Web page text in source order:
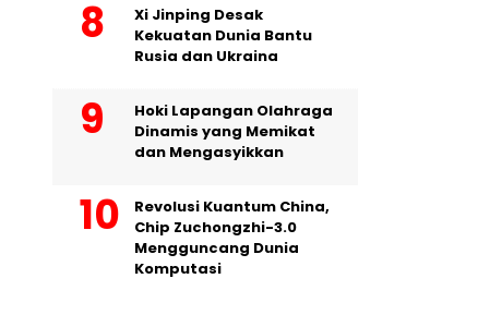
Xi Jinping Desak
Kekuatan Dunia Bantu
Rusia dan Ukraina
Hoki Lapangan Olahraga
Dinamis yang Memikat
dan Mengasyikkan
Revolusi Kuantum China,
Chip Zuchongzhi-3.0
Mengguncang Dunia
Komputasi